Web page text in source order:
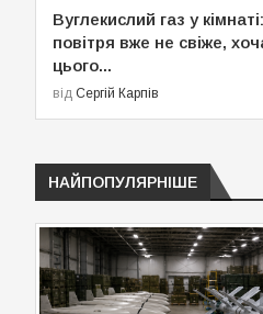
Вуглекислий газ у
повітря вже не свіже,
цього...
від Сергій Карпів
НАЙПОПУЛЯРНІШЕ